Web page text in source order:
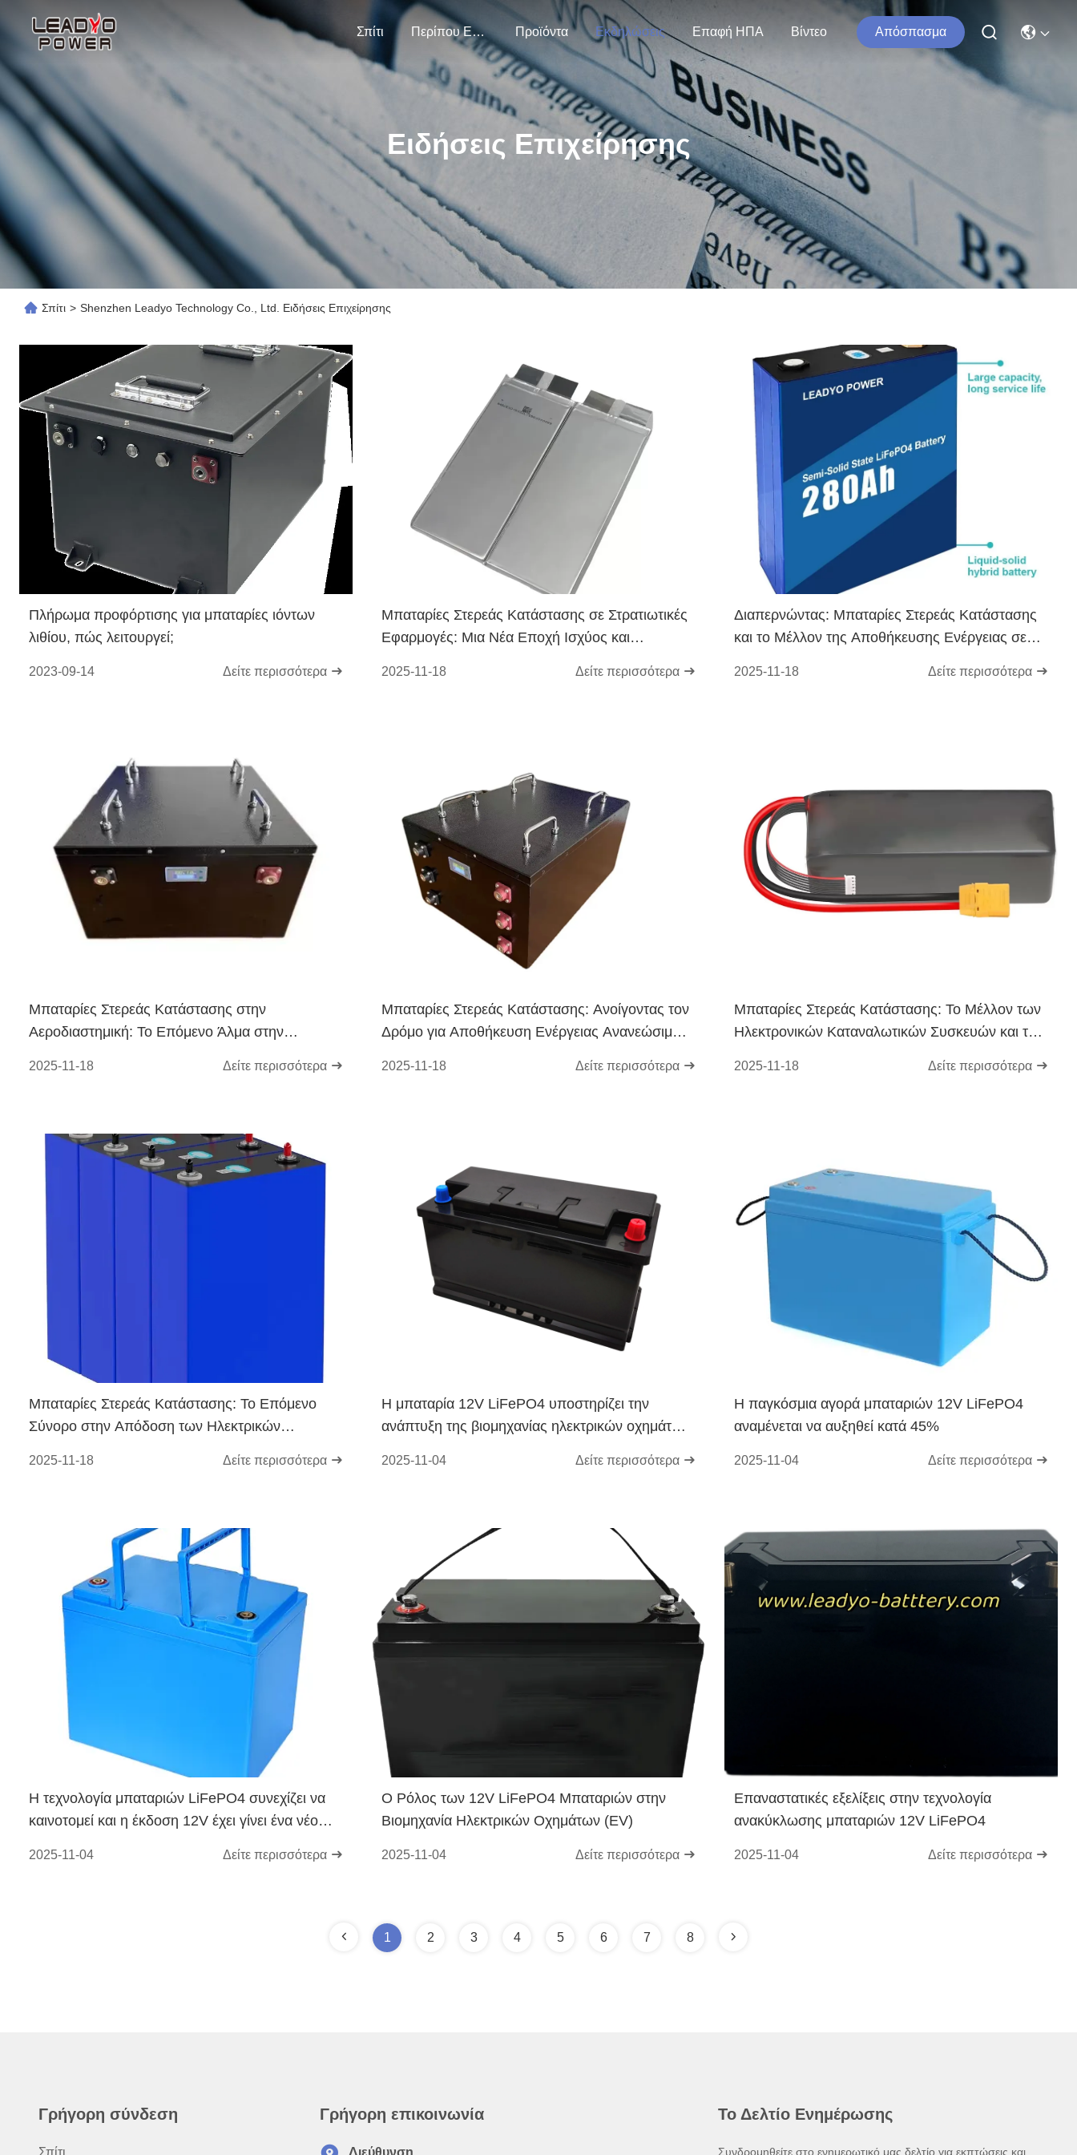
Σπίτι Περίπου Εμείς Προϊόντα Εκδηλώσεις Επαφή ΗΠΑ Βίντεο Απόσπασμα
Ειδήσεις Επιχείρησης
Σπίτι > Shenzhen Leadyo Technology Co., Ltd. Ειδήσεις Επιχείρησης
Πλήρωμα προφόρτισης για μπαταρίες ιόντων
λιθίου, πώς λειτουργεί;
2023-09-14 Δείτε περισσότερα
Μπαταρίες Στερεάς Κατάστασης σε Στρατιωτικές
Εφαρμογές: Μια Νέα Εποχή Ισχύος και
2025-11-18 Δείτε περισσότερα
Διαπερνώντας: Μπαταρίες Στερεάς Κατάστασης
και το Μέλλον της Αποθήκευσης Ενέργειας σε
2025-11-18 Δείτε περισσότερα
Μπαταρίες Στερεάς Κατάστασης στην
Αεροδιαστημική: Το Επόμενο Άλμα στην
2025-11-18 Δείτε περισσότερα
Μπαταρίες Στερεάς Κατάστασης: Ανοίγοντας τον
Δρόμο για Αποθήκευση Ενέργειας Ανανεώσιμων
2025-11-18 Δείτε περισσότερα
Μπαταρίες Στερεάς Κατάστασης: Το Μέλλον των
Ηλεκτρονικών Καταναλωτικών Συσκευών και των
2025-11-18 Δείτε περισσότερα
Μπαταρίες Στερεάς Κατάστασης: Το Επόμενο
Σύνορο στην Απόδοση των Ηλεκτρικών
2025-11-18 Δείτε περισσότερα
Η μπαταρία 12V LiFePO4 υποστηρίζει την
ανάπτυξη της βιομηχανίας ηλεκτρικών οχημάτων
2025-11-04 Δείτε περισσότερα
Η παγκόσμια αγορά μπαταριών 12V LiFePO4
αναμένεται να αυξηθεί κατά 45%
2025-11-04 Δείτε περισσότερα
Η τεχνολογία μπαταριών LiFePO4 συνεχίζει να
καινοτομεί και η έκδοση 12V έχει γίνει ένα νέο
2025-11-04 Δείτε περισσότερα
Ο Ρόλος των 12V LiFePO4 Μπαταριών στην
Βιομηχανία Ηλεκτρικών Οχημάτων (EV)
2025-11-04 Δείτε περισσότερα
Επαναστατικές εξελίξεις στην τεχνολογία
ανακύκλωσης μπαταριών 12V LiFePO4
2025-11-04 Δείτε περισσότερα
1 2 3 4 5 6 7 8
Γρήγορη σύνδεση
Σπίτι
Γρήγορη επικοινωνία
Διεύθυνση
Το Δελτίο Ενημέρωσης
Συνδρομηθείτε στο ενημερωτικό μας δελτίο για εκπτώσεις και